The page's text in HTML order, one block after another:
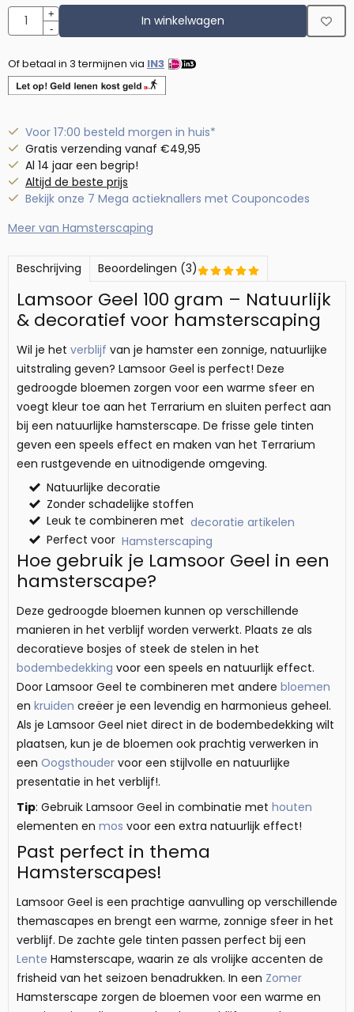
Aantal
+
-
In winkelwagen
Of betaal in 3 termijnen via IN3
Voor 17:00 besteld morgen in huis*
Gratis verzending vanaf €49,95
Al 14 jaar een begrip!
Altijd de beste prijs
Bekijk onze 7 Mega actieknallers met Couponcodes
Meer van Hamsterscaping
Beschrijving Beoordelingen (3)
Lamsoor Geel 100 gram – Natuurlijk
& decoratief voor hamsterscaping
Wil je het verblijf van je hamster een zonnige, natuurlijke
uitstraling geven? Lamsoor Geel is perfect! Deze
gedroogde bloemen zorgen voor een warme sfeer en
voegt kleur toe aan het Terrarium en sluiten perfect aan
bij een natuurlijke hamsterscape. De frisse gele tinten
geven een speels effect en maken van het Terrarium
een rustgevende en uitnodigende omgeving.
Natuurlijke decoratie
Zonder schadelijke stoffen
Leuk te combineren met decoratie artikelen
Perfect voor Hamsterscaping
Hoe gebruik je Lamsoor Geel in een
hamsterscape?
Deze gedroogde bloemen kunnen op verschillende
manieren in het verblijf worden verwerkt. Plaats ze als
decoratieve bosjes of steek de stelen in het
bodembedekking voor een speels en natuurlijk effect.
Door Lamsoor Geel te combineren met andere bloemen
en kruiden creëer je een levendig en harmonieus geheel.
Als je Lamsoor Geel niet direct in de bodembedekking wilt
plaatsen, kun je de bloemen ook prachtig verwerken in
een Oogsthouder voor een stijlvolle en natuurlijke
presentatie in het verblijf!.
Tip: Gebruik Lamsoor Geel in combinatie met houten
elementen en mos voor een extra natuurlijk effect!
Past perfect in thema
Hamsterscapes!
Lamsoor Geel is een prachtige aanvulling op verschillende
themascapes en brengt een warme, zonnige sfeer in het
verblijf. De zachte gele tinten passen perfect bij een
Lente Hamsterscape, waarin ze als vrolijke accenten de
frisheid van het seizoen benadrukken. In een Zomer
Hamsterscape zorgen de bloemen voor een warme en